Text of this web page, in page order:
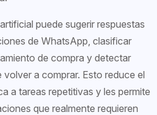
puede sugerir respuestas
de WhatsApp, clasificar
de compra y detectar
a comprar. Esto reduce el
a tareas repetitivas y les permite
que realmente requieren